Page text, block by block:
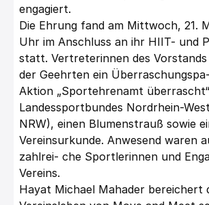
engagiert.
Die Ehrung fand am Mittwoch, 21.
Uhr im Anschluss an ihr HIIT- und
statt. Vertreterinnen des
der Geehrten ein
Aktion „Sportehrenamt
Landessportbundes Nordrhein-
NRW), einen Blumenstrauß sowie
Vereinsurkunde. Anwesend waren
zahlrei- che Sportlerinnen und
Vereins.
Hayat Michael Mahader bereichert